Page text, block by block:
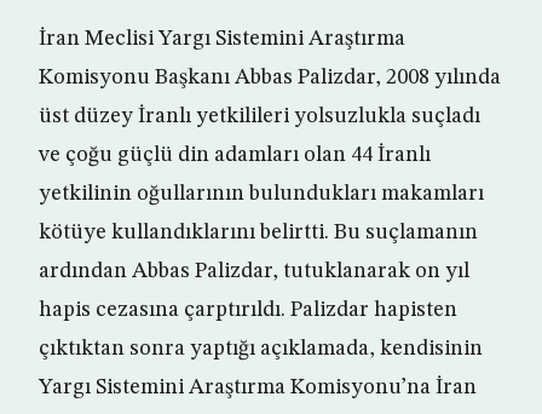
İran Meclisi Yargı Sistemini Araştırma
Komisyonu Başkanı Abbas Palizdar, 2008 yılında
üst düzey İranlı yetkilileri yolsuzlukla suçladı
ve çoğu güçlü din adamları olan 44 İranlı
yetkilinin oğullarının bulundukları makamları
kötüye kullandıklarını belirtti. Bu suçlamanın
ardından Abbas Palizdar, tutuklanarak on yıl
hapis cezasına çarptırıldı. Palizdar hapisten
çıktıktan sonra yaptığı açıklamada, kendisinin
Yargı Sistemini Araştırma Komisyonu’na İran